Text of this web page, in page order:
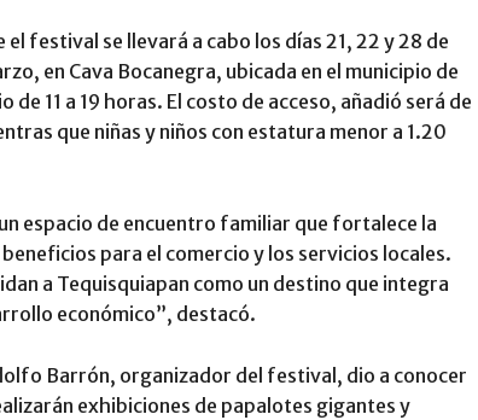
festival se llevará a cabo los días 21, 22 y 28 de
en Cava Bocanegra, ubicada en el municipio de
de 11 a 19 horas. El costo de acceso, añadió será de
que niñas y niños con estatura menor a 1.20
espacio de encuentro familiar que fortalece la
para el comercio y los servicios locales.
a Tequisquiapan como un destino que integra
económico”, destacó.
Barrón, organizador del festival, dio a conocer
exhibiciones de papalotes gigantes y